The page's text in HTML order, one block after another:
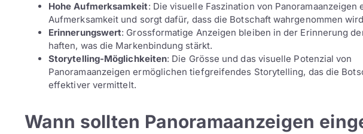
Hohe Aufmerksamkeit: Die visuelle Faszination von Panoramaanzeigen
Aufmerksamkeit und sorgt dafür, dass die Botschaft wahrgenommen
Erinnerungswert: Grossformatige Anzeigen bleiben in der Erinnerung
haften, was die Markenbindung stärkt.
Storytelling-Möglichkeiten: Die Grösse und das visuelle Potenzial von
Panoramaanzeigen ermöglichen tiefgreifendes Storytelling, das die
effektiver vermittelt.
Wann sollten Panoramaanzeigen